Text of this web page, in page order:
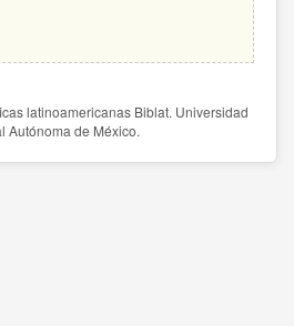
latinoamericanas Biblat. Universidad
Autónoma de México.